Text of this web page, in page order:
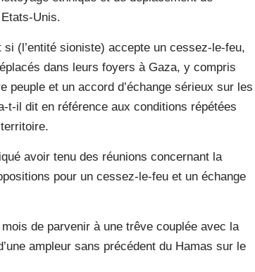
Unis.
(l’entité sioniste) accepte un cessez-le-feu,
dans leurs foyers à Gaza, y compris
peuple et un accord d’échange sérieux sur les
t-il dit en référence aux conditions répétées
avoir tenu des réunions concernant la
pour un cessez-le-feu et un échange
de parvenir à une trêve couplée avec la
ampleur sans précédent du Hamas sur le